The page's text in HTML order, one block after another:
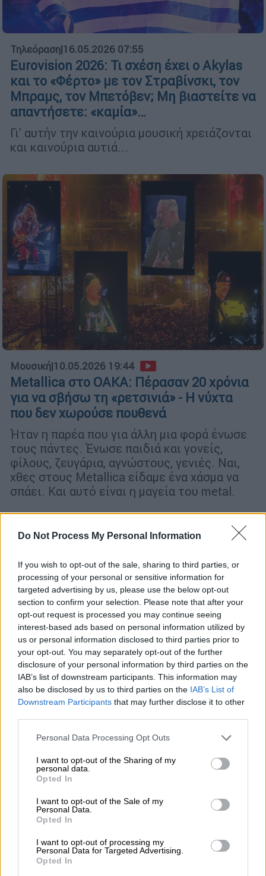
Do Not Process My Personal Information
If you wish to opt-out of the sale, sharing to third parties, or
processing of your personal or sensitive information for
targeted advertising by us, please use the below opt-out
section to confirm your selection. Please note that after your
opt-out request is processed you may continue seeing
interest-based ads based on personal information utilized by
us or personal information disclosed to third parties prior to
your opt-out. You may separately opt-out of the further
disclosure of your personal information by third parties on the
IAB’s list of downstream participants. This information may
also be disclosed by us to third parties on the IAB’s List of
Downstream Participants that may further disclose it to other
Please note that this website/app uses one or more Google
not limited to your visit or usage behaviour. You may click to
grant or deny consent to Google and its third-party tags to
use your data for below specified purposes in below Google
consent section.
Personal Data Processing Opt Outs
I want to opt-out of the Sharing of my
personal data.
Opted In
I want to opt-out of the Sale of my
Personal Data.
Opted In
I want to opt-out of processing my
Personal Data for Targeted Advertising.
Opted In
Τηλεόραση|16.05.2026 07:55
Eurovision 2026: Τι σχέση έχει ο Akylas
και το «Φέρτο» με τον Στραβίνσκι, τον
Μπραμς, τον Μπετόβεν; Μη βιαστείτε να
απαντήσετε: «καμία»…
Γι' αυτήν την καινούρια μουσική χρειάζονται
και καινούρια αυτιά...
Μουσική|10.05.2026 19:44
Metallica στο ΟΑΚΑ: Πέρασαν 20 χρόνια
για να σβήσω τη «ρετσινιά» - Η νύχτα
που δεν χωρούσε πουθενά
Ήταν η παρέα που για άλλη μια φορά ένωσε
τους πάντες. Ένωσε παιδιά και γονείς,
φίλους, ζευγάρια, αγνώστους, γενιές. Ναι,
χθες στους Metallica είδαμε ένα χάσμα να
σπάει. Και αυτό είναι η μαγεία του metal.
03.05.2026 07:55
Πολέμου: Πώς η δύναμη της μουσικής
λύγισε έναν ελεύθερο σκοπευτή που
ήταν έτοιμος να σκοτώσει
από ένα τουφέκι.